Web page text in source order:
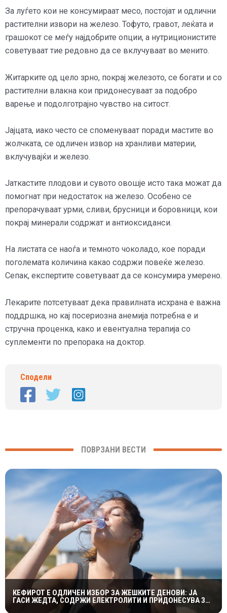
За луѓето кои не консумираат месо, постојат и одлични
растителни извори на железо. Тофуто, гравот, леќата и
грашокот се меѓу најдобрите опции, а нутриционистите
советуваат тие редовно да се вклучуваат во менито.
Житарките од цело зрно, покрај железото, се богати и со
растителни влакна кои придонесуваат за подобро
варење и подолготрајно чувство на ситост.
Јајцата, иако често се споменуваат поради мастите во
жолчката, се одличен извор на хранливи материи,
вклучувајќи и железо.
Јаткастите плодови и сувото овошје исто така можат да
помогнат при недостаток на железо. Особено се
препорачуваат урми, сливи, брусници и боровници, кои
покрај минерали содржат и антиоксиданси.
На листата се наоѓа и темното чоколадо, кое поради
поголемата количина какао содржи повеќе железо.
Сепак, експертите советуваат да се консумира умерено.
Лекарите потсетуваат дека правилната исхрана е важна
поддршка, но кај посериозна анемија потребна е и
стручна проценка, како и евентуална терапија со
суплементи по препорака на доктор.
Сподели
ПОВРЗАНИ ВЕСТИ
КЕФИРОТ Е ОДЛИЧЕН ИЗБОР ЗА ЖЕШКИТЕ ДЕНОВИ: ЈА
ГАСИ ЖЕДТА, СОДРЖИ ЕЛЕКТРОЛИТИ И ПРИДОНЕСУВА ЗА
ЗДРАВА ДИГЕСТИЈА